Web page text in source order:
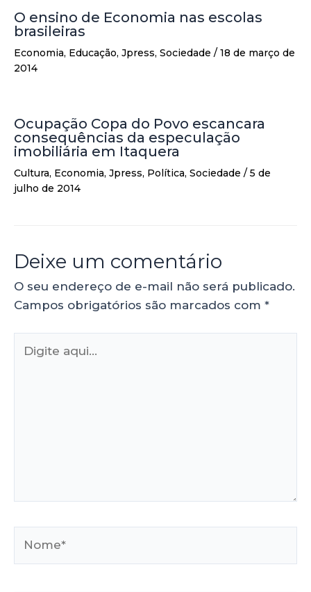
O ensino de Economia nas escolas
brasileiras
Economia, Educação, Jpress, Sociedade / 18 de março de
2014
Ocupação Copa do Povo escancara
consequências da especulação
imobiliária em Itaquera
Cultura, Economia, Jpress, Política, Sociedade / 5 de
julho de 2014
Deixe um comentário
O seu endereço de e-mail não será publicado.
Campos obrigatórios são marcados com *